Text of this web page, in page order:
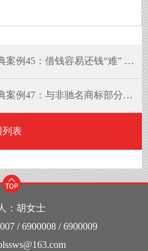
：借钱容易还钱“难” 厘清真相是关键
非驰名商标部分文字相同不足以构成商标侵权
列表
：胡女士
/ 6900008 / 6900009